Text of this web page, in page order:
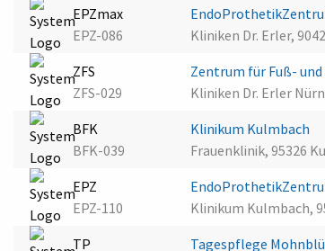
EPZmax
EPZ-086
Kliniken Dr. Erler,
ZFS
ZFS-029
Zentrum für Fuß-
Kliniken Dr. Erler
BFK
BFK-039
Klinikum Kulmbach
Frauenklinik, 95326
EPZ
EPZ-110
Klinikum Kulmbach,
TP Tagespflege